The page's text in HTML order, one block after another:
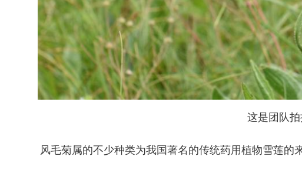
这是团队
风毛菊属的不少种类为我国著名的传统药用植物雪莲的